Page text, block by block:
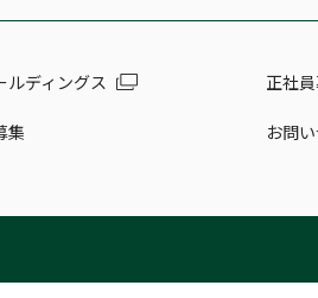
ルディングス 正社
集 お問